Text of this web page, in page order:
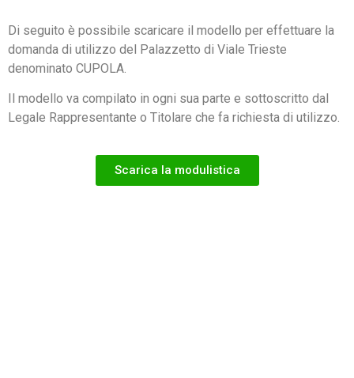
Di seguito è possibile scaricare il modello per effettuare la
domanda di utilizzo del Palazzetto di Viale Trieste
denominato CUPOLA.
Il modello va compilato in ogni sua parte e sottoscritto dal
Legale Rappresentante o Titolare che fa richiesta di utilizzo.
Scarica la modulistica